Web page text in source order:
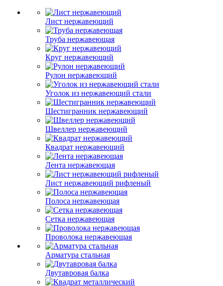
Лист нержавеющий
Труба нержавеющая
Круг нержавеющий
Рулон нержавеющий
Уголок из нержавеющий стали
Шестигранник нержавеющий
Швеллер нержавеющий
Квадрат нержавеющий
Лента нержавеющая
Лист нержавеющий рифленый
Полоса нержавеющая
Сетка нержавеющая
Проволока нержавеющая
Арматура стальная
Двутавровая балка